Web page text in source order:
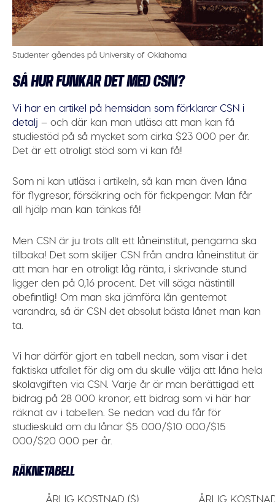
Studenter gåendes på University of Oklahoma
SÅ HUR FUNKAR DET MED CSN?
Vi har en artikel på hemsidan som förklarar CSN i
detalj – och där kan man utläsa att man kan få
studiestöd på så mycket som cirka $23 000 per år.
Det är ett otroligt stöd som vi kan få!
Som ni kan utläsa i artikeln, så kan man även låna
för flygresor, försäkring och för fickpengar. Man får
all hjälp man kan tänkas få!
Men CSN är ju trots allt ett låneinstitut, pengarna ska
tillbaka! Det som skiljer CSN från andra låneinstitut är
att man har en otroligt låg ränta, i skrivande stund
ligger den på 0,16 procent. Det vill säga nästintill
obefintlig! Om man ska jämföra lån gentemot
varandra, så är CSN det absolut bästa lånet man kan
ta.
Vi har därför gjort en tabell nedan, som visar i det
faktiska utfallet för dig om du skulle välja att låna hela
skolavgiften via CSN. Varje år är man berättigad ett
bidrag på 28 000 kronor, ett bidrag som vi här har
räknat av i tabellen. Se nedan vad du får för
studieskuld om du lånar $5 000/$10 000/$15
000/$20 000 per år.
RÄKNETABELL
ÅRLIG KOSTNAD ($) ÅRLIG